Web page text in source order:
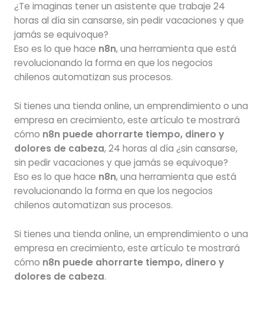
¿Te imaginas tener un asistente que trabaje 24
horas al día sin cansarse, sin pedir vacaciones y que
jamás se equivoque?
Eso es lo que hace n8n, una herramienta que está
revolucionando la forma en que los negocios
chilenos automatizan sus procesos.
Si tienes una tienda online, un emprendimiento o una
empresa en crecimiento, este artículo te mostrará
cómo n8n puede ahorrarte tiempo, dinero y
dolores de cabeza, 24 horas al día ¿sin cansarse,
sin pedir vacaciones y que jamás se equivoque?
Eso es lo que hace n8n, una herramienta que está
revolucionando la forma en que los negocios
chilenos automatizan sus procesos.
Si tienes una tienda online, un emprendimiento o una
empresa en crecimiento, este artículo te mostrará
cómo n8n puede ahorrarte tiempo, dinero y
dolores de cabeza.